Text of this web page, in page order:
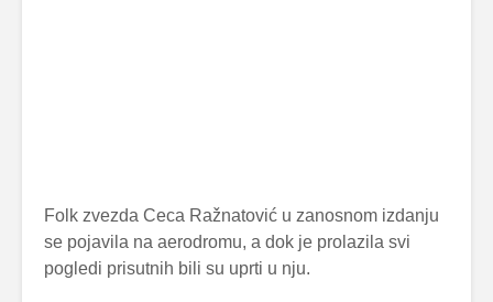
Folk zvezda Ceca Ražnatović u zanosnom izdanju
se pojavila na aerodromu, a dok je prolazila svi
pogledi prisutnih bili su uprti u nju.